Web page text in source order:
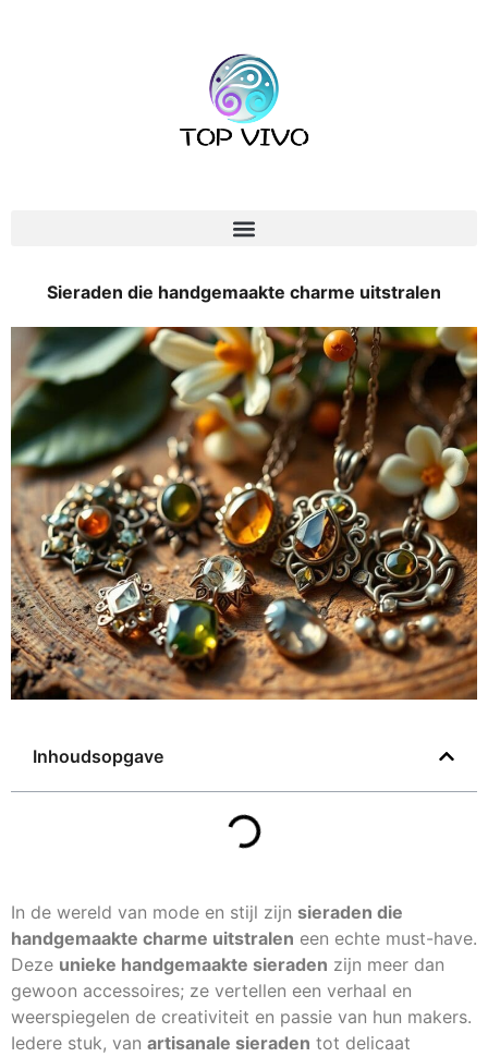
Sieraden die handgemaakte charme uitstralen
Inhoudsopgave
In de wereld van mode en stijl zijn sieraden die
handgemaakte charme uitstralen een echte must-have.
Deze unieke handgemaakte sieraden zijn meer dan
gewoon accessoires; ze vertellen een verhaal en
weerspiegelen de creativiteit en passie van hun makers.
Iedere stuk, van artisanale sieraden tot delicaat